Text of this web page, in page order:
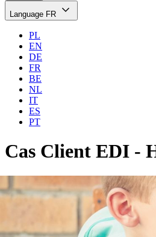
Language FR
PL
EN
DE
FR
BE
NL
IT
ES
PT
Cas Client EDI -